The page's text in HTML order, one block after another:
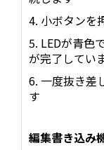
4. 小ボタンを
5. LEDが青色
が完了してい
6. 一度抜き差
す
編集書き込み